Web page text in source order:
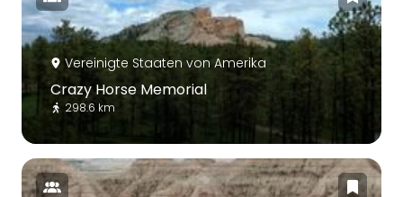
Vereinigte Staaten von Amerika
Crazy Horse Memorial
298.6 km